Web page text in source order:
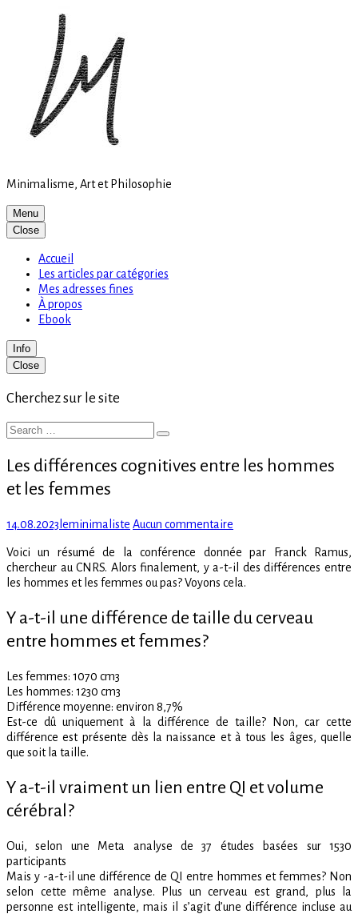
Minimalisme, Art et Philosophie
Menu
Close
Accueil
Les articles par catégories
Mes adresses fines
À propos
Ebook
Info
Primary
Sidebar
Close
Cherchez sur le site
Search
Search
Les différences cognitives entre les hommes
et les femmes
Posted
14.08.2023 Author
leminimaliste Aucun commentaire
différences
cognitives
entre
hommes
Voici un résumé de la conférence donnée par Franck Ramus,
chercheur au CNRS. Alors finalement, y a-t-il des différences entre
les hommes et les femmes ou pas? Voyons cela.
Y a-t-il une différence de taille du cerveau
entre hommes et femmes?
Les femmes: 1070 cm3
Les hommes: 1230 cm3
Différence moyenne: environ 8,7%
Est-ce dû uniquement à la différence de taille? Non, car cette
différence est présente dès la naissance et à tous les âges, quelle
que soit la taille.
Y a-t-il vraiment un lien entre QI et volume
cérébral?
Oui, selon une Meta analyse de 37 études basées sur 1530
participants
Mais y -a-t-il une différence de QI entre hommes et femmes? Non
selon cette même analyse. Plus un cerveau est grand, plus la
personne est intelligente, mais il s’agit d’une différence incluse au